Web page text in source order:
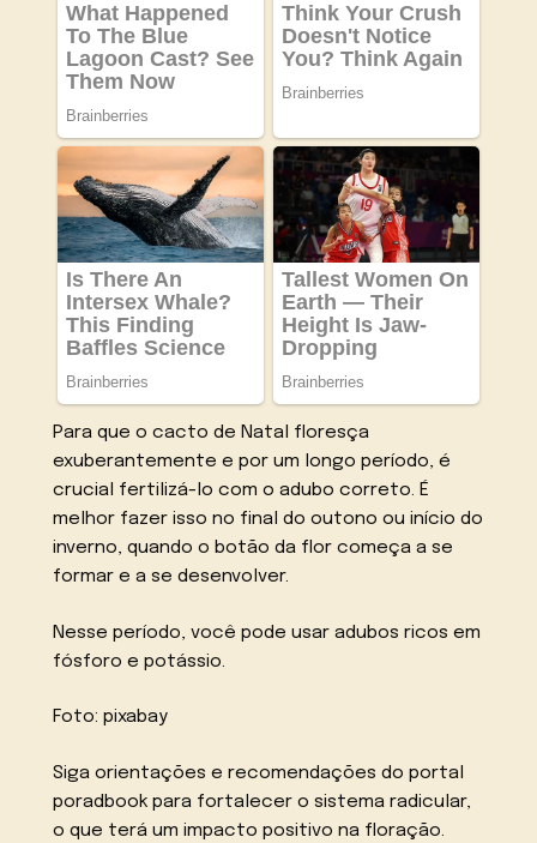
Para que o cacto de Natal floresça
exuberantemente e por um longo período, é
crucial fertilizá-lo com o adubo correto. É
melhor fazer isso no final do outono ou início do
inverno, quando o botão da flor começa a se
formar e a se desenvolver.
Nesse período, você pode usar adubos ricos em
fósforo e potássio.
Foto: pixabay
Siga orientações e recomendações do portal
poradbook para fortalecer o sistema radicular,
o que terá um impacto positivo na floração.